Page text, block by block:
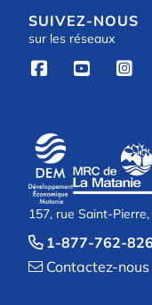
SUIVEZ-NOUS
sur les réseaux
  
157, rue Saint-
 1-877-762-
 Contactez-nous